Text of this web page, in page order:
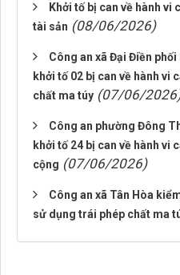
Khởi tố bị can về hành
tài sản (08/06/2026)
Công an xã Đại Điền
khởi tố 02 bị can về hành vi
chất ma túy (07/06/
Công an phường Đông
khởi tố 24 bị can về hành vi
cộng (07/06/2026)
Công an xã Tân Hòa
sử dụng trái phép chất ma